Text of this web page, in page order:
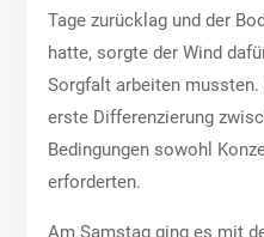
Tage zurücklag und der
hatte, sorgte der Wind
Sorgfalt arbeiten
erste Differenzierung
Bedingungen sowohl
erforderten.
Am Samstag ging es mit